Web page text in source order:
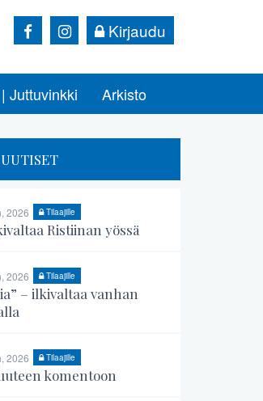
Kirjaudu
Juttuvinkki Arkisto
2026 Tilaajille
Ristiinan yössä
2026 Tilaajille
– ilkivaltaa vanhan
2026 Tilaajille
komentoon